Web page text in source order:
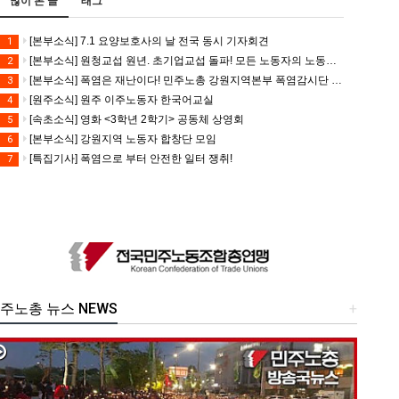
1 [본부소식] 7.1 요양보호사의 날 전국 동시 기자회견
2 [본부소식] 원청교섭 원년. 초기업교섭 돌파! 모든 노동자의 노동기본권 쟁취! 민주노총 7.15 총파업대회
3 [본부소식] 폭염은 재난이다! 민주노총 강원지역본부 폭염감시단 선포 기자회견
4 [원주소식] 원주 이주노동자 한국어교실
5 [속초소식] 영화 <3학년 2학기> 공동체 상영회
6 [본부소식] 강원지역 노동자 합창단 모임
7 [특집기사] 폭염으로 부터 안전한 일터 쟁취!
+
노총 뉴스 NEWS